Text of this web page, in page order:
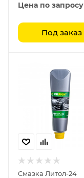
Цена по запросу
Под заказ
Смазка Литол-24